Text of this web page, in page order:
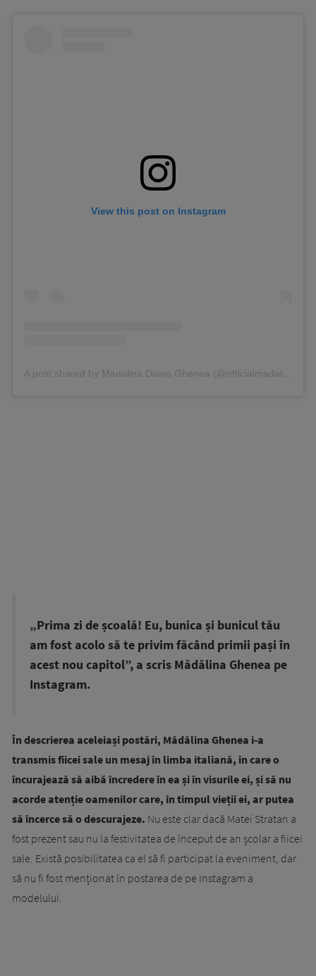
View this post on Instagram
„Prima zi de școală! Eu, bunica și bunicul tău
am fost acolo să te privim făcând primii pași în
acest nou capitol”, a scris Mădălina Ghenea pe
Instagram.
În descrierea aceleiași postări, Mădălina Ghenea i-a
transmis fiicei sale un mesaj în limba italiană, în care o
încurajează să aibă încredere în ea și în visurile ei, și să nu
acorde atenție oamenilor care, în timpul vieții ei, ar putea
să încerce să o descurajeze. Nu este clar dacă Matei Stratan a
fost prezent sau nu la festivitatea de început de an școlar a fiicei
sale. Există posibilitatea ca el să fi participat la eveniment, dar
să nu fi fost menționat în postarea de pe Instagram a
modelului.